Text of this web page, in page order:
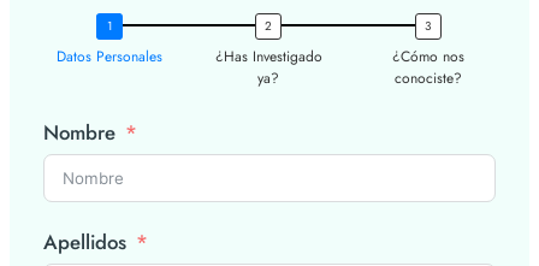
Datos Personales
¿Has Investigado
ya?
¿Cómo nos
conociste?
Nombre
Apellidos